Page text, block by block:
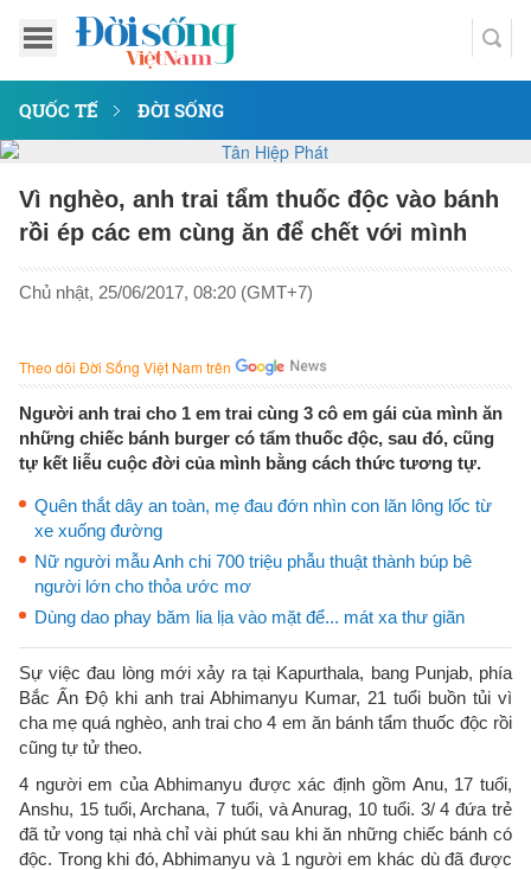
QUỐC TẾ ĐỜI SỐNG
Vì nghèo, anh trai tẩm thuốc độc vào bánh
rồi ép các em cùng ăn để chết với mình
Chủ nhật, 25/06/2017, 08:20 (GMT+7)
Theo dõi Đời Sống Việt Nam trên
Người anh trai cho 1 em trai cùng 3 cô em gái của mình ăn
những chiếc bánh burger có tẩm thuốc độc, sau đó, cũng
tự kết liễu cuộc đời của mình bằng cách thức tương tự.
Quên thắt dây an toàn, mẹ đau đớn nhìn con lăn lông lốc từ
xe xuống đường
Nữ người mẫu Anh chi 700 triệu phẫu thuật thành búp bê
người lớn cho thỏa ước mơ
Dùng dao phay băm lia lịa vào mặt để... mát xa thư giãn
Sự việc đau lòng mới xảy ra tại Kapurthala, bang Punjab, phía
Bắc Ấn Độ khi anh trai Abhimanyu Kumar, 21 tuổi buồn tủi vì
cha mẹ quá nghèo, anh trai cho 4 em ăn bánh tẩm thuốc độc rồi
cũng tự tử theo.
4 người em của Abhimanyu được xác định gồm Anu, 17 tuổi,
Anshu, 15 tuổi, Archana, 7 tuổi, và Anurag, 10 tuổi. 3/ 4 đứa trẻ
đã tử vong tại nhà chỉ vài phút sau khi ăn những chiếc bánh có
độc. Trong khi đó, Abhimanyu và 1 người em khác dù đã được